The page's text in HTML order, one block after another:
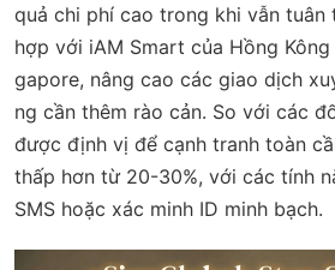
quả chi phí cao trong khi vẫn tuân
hợp với iAM Smart của Hồng
gapore, nâng cao các giao dịch
ng cần thêm rào cản. So với các
được định vị để cạnh tranh toàn
thấp hơn từ 20-30%, với các tính
SMS hoặc xác minh ID minh bạch.